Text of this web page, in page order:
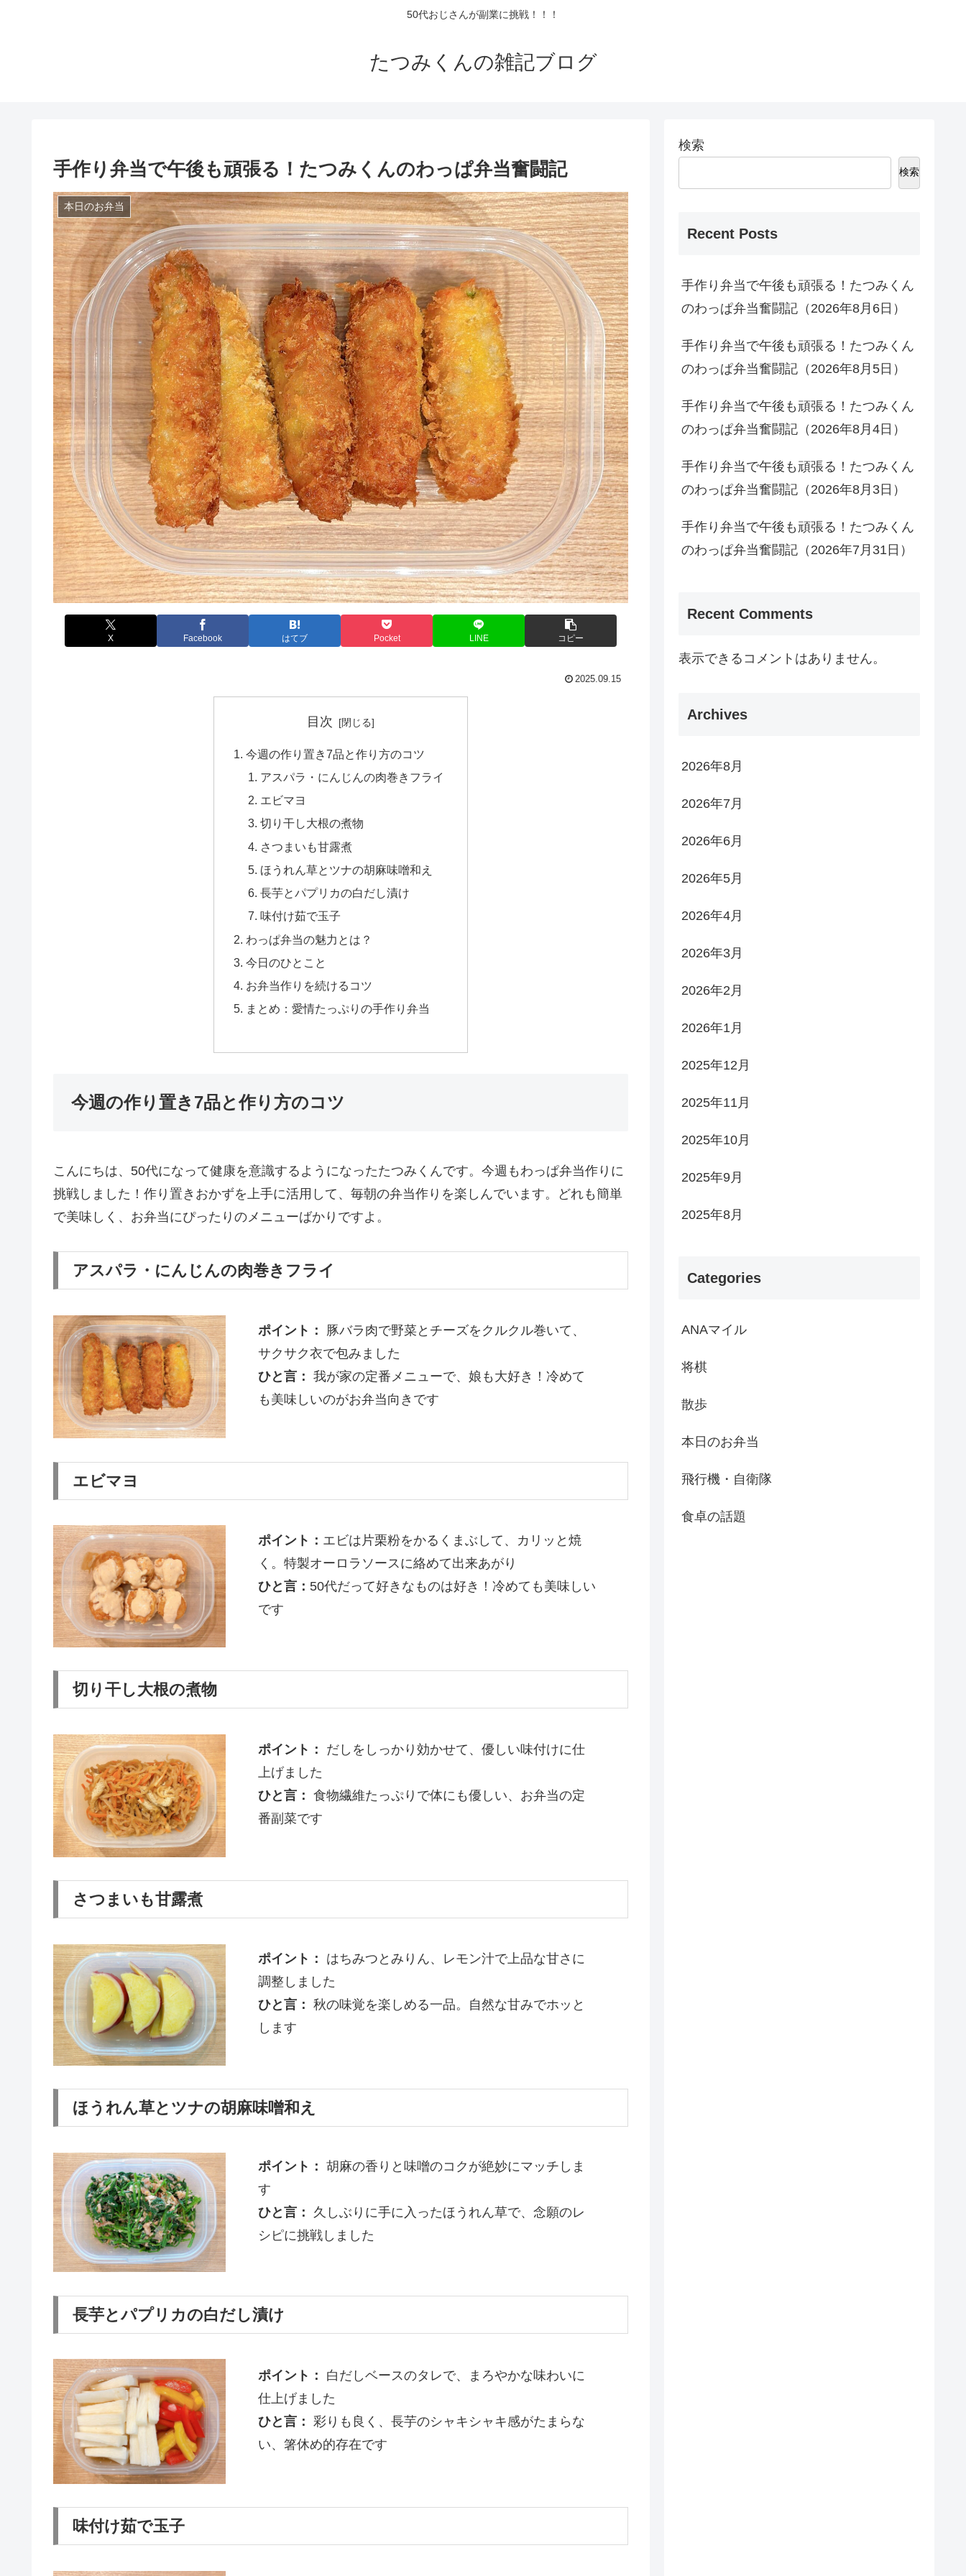
50代おじさんが副業に挑戦！！！
たつみくんの雑記ブログ
手作り弁当で午後も頑張る！たつみくんのわっぱ弁当奮闘記
本日のお弁当
X Facebook はてブ Pocket LINE コピー
2025.09.15
目次
今週の作り置き7品と作り方のコツ
アスパラ・にんじんの肉巻きフライ
エビマヨ
切り干し大根の煮物
さつまいも甘露煮
ほうれん草とツナの胡麻味噌和え
長芋とパプリカの白だし漬け
味付け茹で玉子
わっぱ弁当の魅力とは？
今日のひとこと
お弁当作りを続けるコツ
まとめ：愛情たっぷりの手作り弁当
今週の作り置き7品と作り方のコツ
こんにちは、50代になって健康を意識するようになったたつみくんです。今週もわっぱ弁当作りに
挑戦しました！作り置きおかずを上手に活用して、毎朝の弁当作りを楽しんでいます。どれも簡単
で美味しく、お弁当にぴったりのメニューばかりですよ。
アスパラ・にんじんの肉巻きフライ
ポイント：
豚バラ肉で野菜とチーズをクルクル巻いて、
サクサク衣で包みました
ひと言： 我が家の定番メニューで、娘も大好き！冷めて
も美味しいのがお弁当向きです
エビマヨ
ポイント： エビは片栗粉をかるくまぶして、カリッと焼
く。特製オーロラソースに絡めて出来あがり
ひと言： 50代だって好きなものは好き！冷めても美味しい
です
切り干し大根の煮物
ポイント：
だしをしっかり効かせて、優しい味付けに仕
上げました
ひと言： 食物繊維たっぷりで体にも優しい、お弁当の定
番副菜です
さつまいも甘露煮
ポイント：
はちみつとみりん、レモン汁で上品な甘さに
調整しました
ひと言： 秋の味覚を楽しめる一品。自然な甘みでホッと
します
ほうれん草とツナの胡麻味噌和え
ポイント： 胡麻の香りと味噌のコクが絶妙にマッチしま
す
ひと言：
久しぶりに手に入ったほうれん草で、念願のレ
シピに挑戦しました
長芋とパプリカの白だし漬け
ポイント：
白だしベースのタレで、まろやかな味わいに
仕上げました
ひと言： 彩りも良く、長芋のシャキシャキ感がたまらな
い、箸休め的存在です
味付け茹で玉子
検索
検索
Recent Posts
手作り弁当で午後も頑張る！たつみくん
のわっぱ弁当奮闘記（2026年8月6日）
手作り弁当で午後も頑張る！たつみくん
のわっぱ弁当奮闘記（2026年8月5日）
手作り弁当で午後も頑張る！たつみくん
のわっぱ弁当奮闘記（2026年8月4日）
手作り弁当で午後も頑張る！たつみくん
のわっぱ弁当奮闘記（2026年8月3日）
手作り弁当で午後も頑張る！たつみくん
のわっぱ弁当奮闘記（2026年7月31日）
Recent Comments
表示できるコメントはありません。
Archives
2026年8月
2026年7月
2026年6月
2026年5月
2026年4月
2026年3月
2026年2月
2026年1月
2025年12月
2025年11月
2025年10月
2025年9月
2025年8月
Categories
ANAマイル
将棋
散歩
本日のお弁当
飛行機・自衛隊
食卓の話題